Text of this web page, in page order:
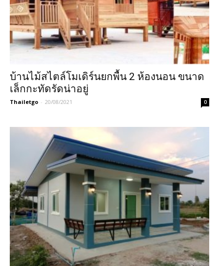
บ้านไม้สไตล์โมเดิร์นยกพื้น 2 ห้องนอน ขนาด
เล็กกะทัดรัดน่าอยู่
Thailetgo - 20/08/2021 0